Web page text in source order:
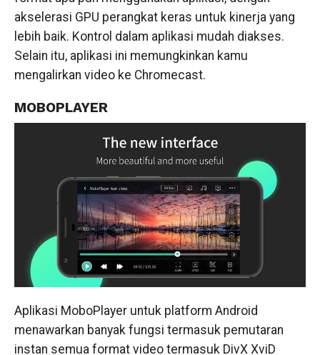
akselerasi GPU perangkat keras untuk kinerja yang
lebih baik. Kontrol dalam aplikasi mudah diakses.
Selain itu, aplikasi ini memungkinkan kamu
mengalirkan video ke Chromecast.
MOBOPLAYER
Aplikasi MoboPlayer untuk platform Android
menawarkan banyak fungsi termasuk pemutaran
instan semua format video termasuk DivX XviD